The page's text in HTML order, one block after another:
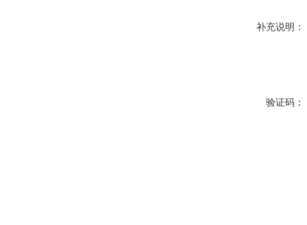
补充说明：
验证码：